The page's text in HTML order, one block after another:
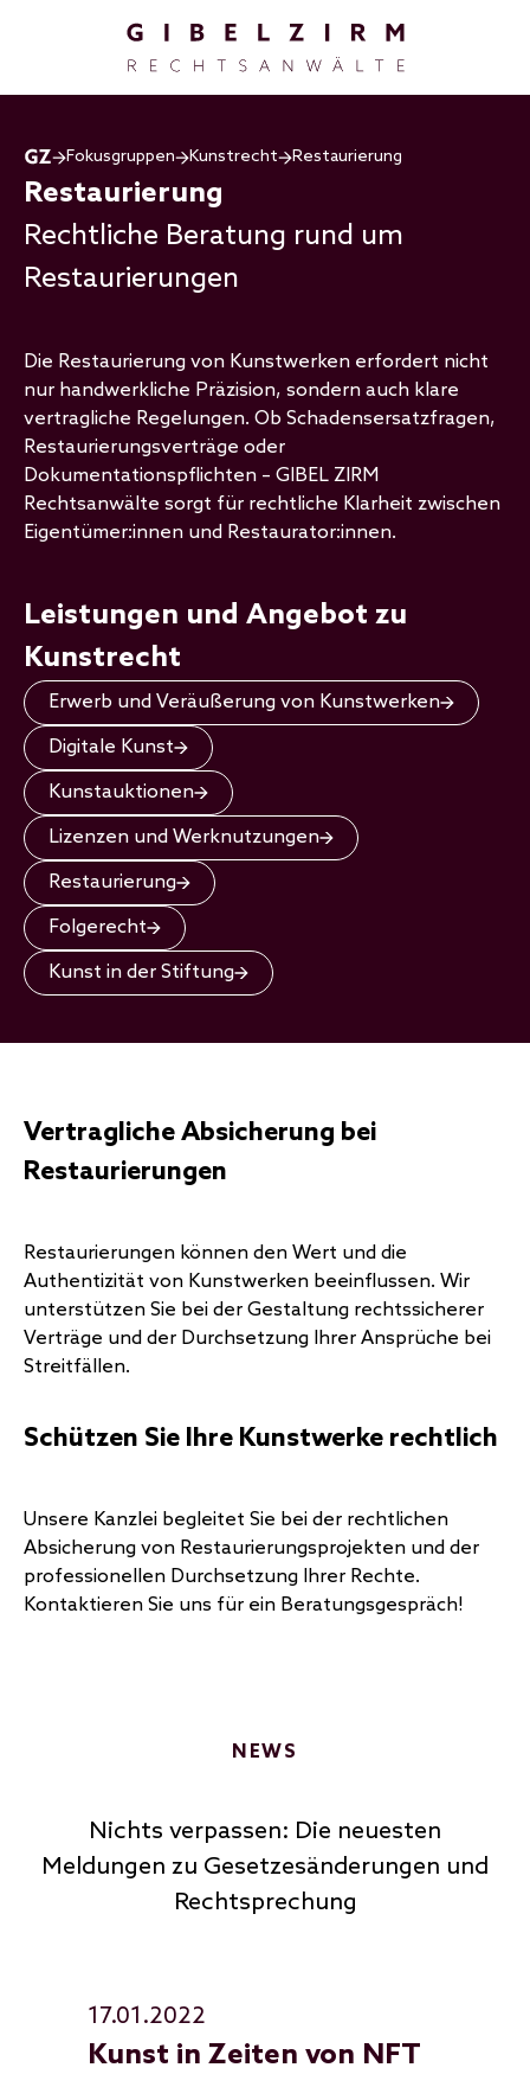
Fokusgruppen Kunstrecht Restaurierung
Restaurierung
Rechtliche Beratung rund um
Restaurierungen
Die Restaurierung von Kunstwerken erfordert nicht
nur handwerkliche Präzision, sondern auch klare
vertragliche Regelungen. Ob Schadensersatzfragen,
Restaurierungsverträge oder
Dokumentationspflichten – GIBEL ZIRM
Rechtsanwälte sorgt für rechtliche Klarheit zwischen
Eigentümer:innen und Restaurator:innen.
Leistungen und Angebot zu
Kunstrecht
Erwerb und Veräußerung von Kunstwerken
Digitale Kunst
Kunstauktionen
Lizenzen und Werknutzungen
Restaurierung
Folgerecht
Kunst in der Stiftung
Vertragliche Absicherung bei
Restaurierungen
Restaurierungen können den Wert und die
Authentizität von Kunstwerken beeinflussen. Wir
unterstützen Sie bei der Gestaltung rechtssicherer
Verträge und der Durchsetzung Ihrer Ansprüche bei
Streitfällen.
Schützen Sie Ihre Kunstwerke rechtlich
Unsere Kanzlei begleitet Sie bei der rechtlichen
Absicherung von Restaurierungsprojekten und der
professionellen Durchsetzung Ihrer Rechte.
Kontaktieren Sie uns für ein Beratungsgespräch!
NEWS
Nichts verpassen: Die neuesten
Meldungen zu Gesetzesänderungen und
Rechtsprechung
17.01.2022
Kunst in Zeiten von NFT